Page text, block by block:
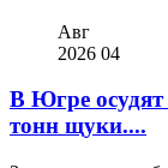
Авг
2026 04
В Югре осудят
тонн щуки....